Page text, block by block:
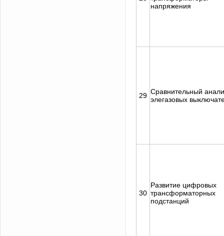
напряжения
29 Сравнительный
элегазовых
30
Развитие цифровых
трансформаторных
подстанций